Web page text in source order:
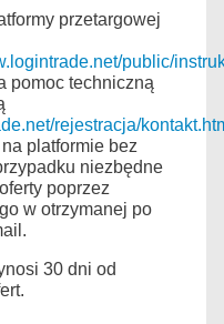
przetargowej
public/
pomoc techniczną
rejestracja/
platformie bez
niezbędne
poprzez
w otrzymanej po
30 dni od